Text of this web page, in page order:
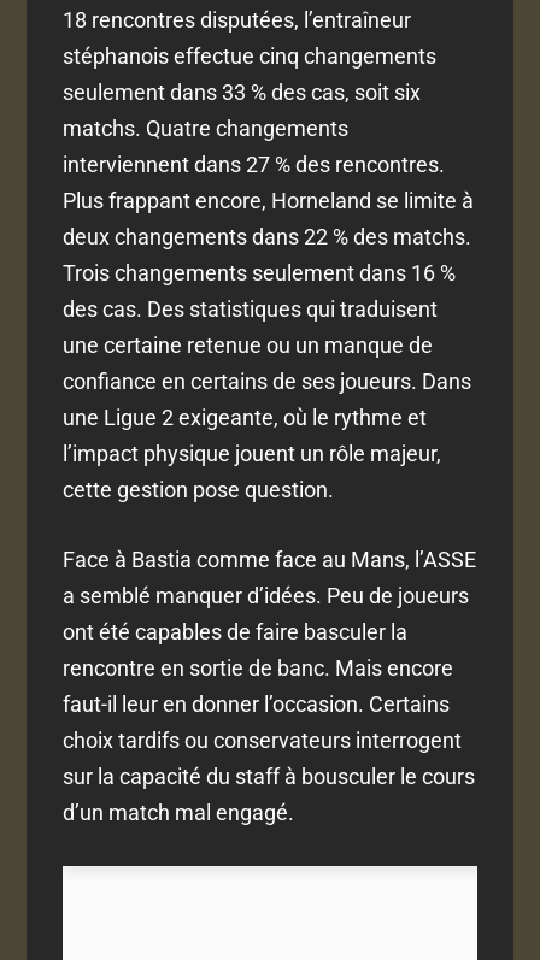
18 rencontres disputées, l’entraîneur
stéphanois effectue cinq changements
seulement dans 33 % des cas, soit six
matchs. Quatre changements
interviennent dans 27 % des rencontres.
Plus frappant encore, Horneland se limite à
deux changements dans 22 % des matchs.
Trois changements seulement dans 16 %
des cas. Des statistiques qui traduisent
une certaine retenue ou un manque de
confiance en certains de ses joueurs. Dans
une Ligue 2 exigeante, où le rythme et
l’impact physique jouent un rôle majeur,
cette gestion pose question.
Face à Bastia comme face au Mans, l’ASSE
a semblé manquer d’idées. Peu de joueurs
ont été capables de faire basculer la
rencontre en sortie de banc. Mais encore
faut-il leur en donner l’occasion. Certains
choix tardifs ou conservateurs interrogent
sur la capacité du staff à bousculer le cours
d’un match mal engagé.